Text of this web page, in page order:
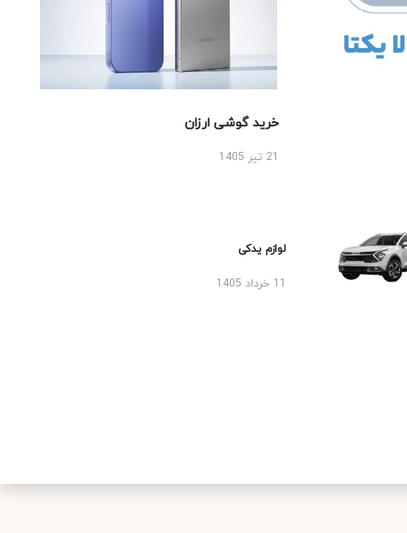
خرید گوشی ارزان
لوازم یدکی